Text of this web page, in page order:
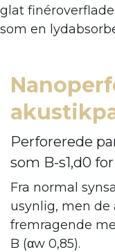
glat
som en
Perforerede
som B-s1,d0
Fra normal
usynlig, men
fremragende
B (αw 0,85).